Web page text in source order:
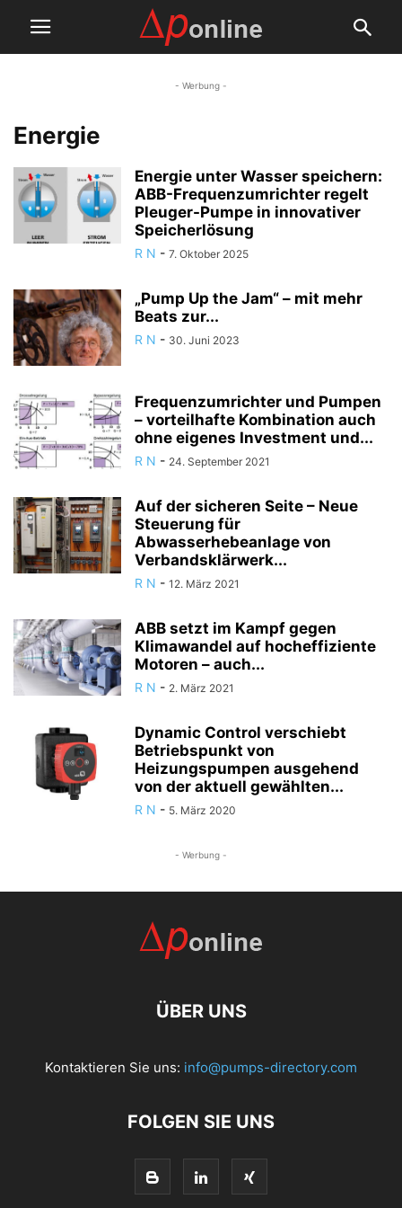
- Werbung -
Energie
Energie unter Wasser speichern:
ABB-Frequenzumrichter regelt
Pleuger-Pumpe in innovativer
Speicherlösung
R N - 7. Oktober 2025
„Pump Up the Jam“ – mit mehr
Beats zur...
R N - 30. Juni 2023
Frequenzumrichter und Pumpen
– vorteilhafte Kombination auch
ohne eigenes Investment und...
R N - 24. September 2021
Auf der sicheren Seite – Neue
Steuerung für
Abwasserhebeanlage von
Verbandsklärwerk...
R N - 12. März 2021
ABB setzt im Kampf gegen
Klimawandel auf hocheffiziente
Motoren – auch...
R N - 2. März 2021
Dynamic Control verschiebt
Betriebspunkt von
Heizungspumpen ausgehend
von der aktuell gewählten...
R N - 5. März 2020
- Werbung -
ÜBER UNS
Kontaktieren Sie uns: info@pumps-directory.com
FOLGEN SIE UNS